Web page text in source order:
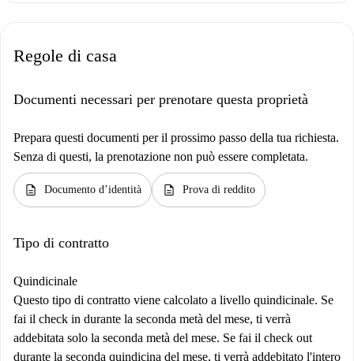
Regole di casa
Documenti necessari per prenotare questa proprietà
Prepara questi documenti per il prossimo passo della tua richiesta.
Senza di questi, la prenotazione non può essere completata.
description Documento d’identità description Prova di reddito
Tipo di contratto
Quindicinale
Questo tipo di contratto viene calcolato a livello quindicinale. Se
fai il check in durante la seconda metà del mese, ti verrà
addebitata solo la seconda metà del mese. Se fai il check out
durante la seconda quindicina del mese, ti verrà addebitato l'intero